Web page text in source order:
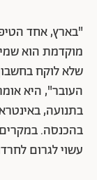
"בארץ, אחד
מוקדמת הוא
שלא לוקח
העובר", היא
בתנועה,
בהכנסה. במקרים
עשוי לגרום